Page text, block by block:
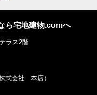
ら宅地建物.comへ
ラス2階
式会社 本店）